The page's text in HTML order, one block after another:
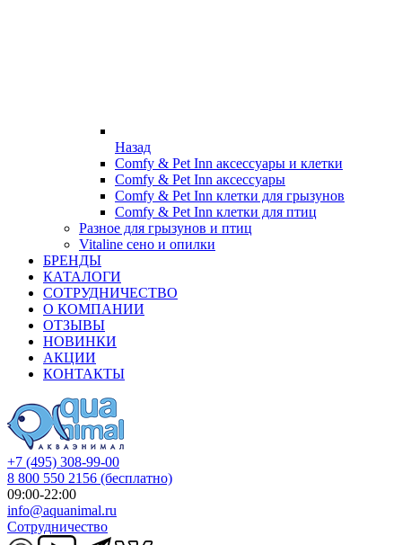
Назад
Comfy & Pet Inn аксессуары и клетки
Comfy & Pet Inn аксессуары
Comfy & Pet Inn клетки для грызунов
Comfy & Pet Inn клетки для птиц
Разное для грызунов и птиц
Vitaline сено и опилки
БРЕНДЫ
КАТАЛОГИ
СОТРУДНИЧЕСТВО
О КОМПАНИИ
ОТЗЫВЫ
НОВИНКИ
АКЦИИ
КОНТАКТЫ
+7 (495) 308-99-00
8 800 550 2156 (бесплатно)
09:00-22:00
info@aquanimal.ru
Сотрудничество